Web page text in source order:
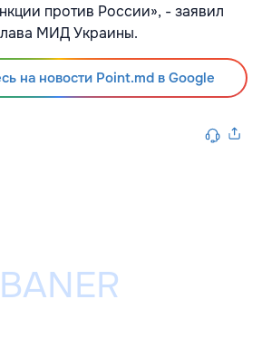
против России», - заявил
МИД Украины.
на новости Point.md в Google